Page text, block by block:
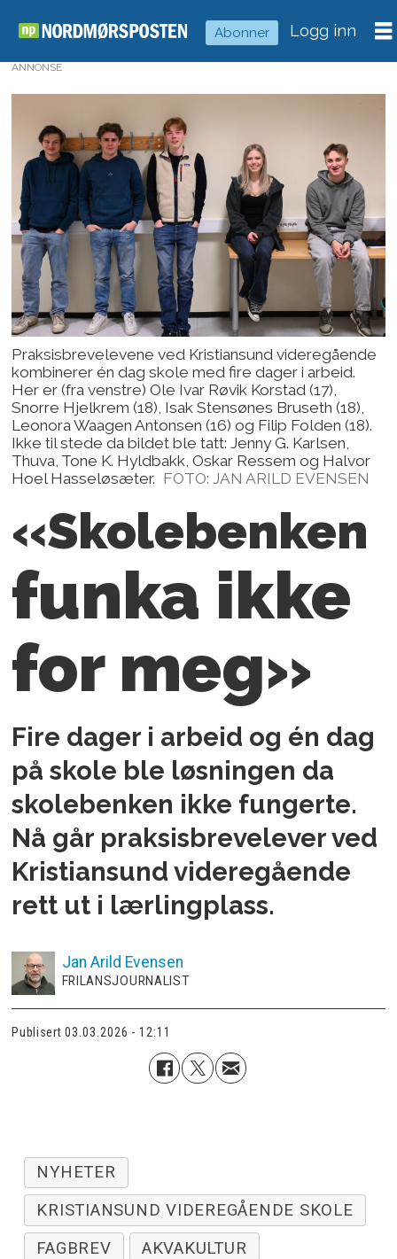
Abonner Logg inn
ANNONSE
Praksisbrevelevene ved Kristiansund videregående
kombinerer én dag skole med fire dager i arbeid.
Her er (fra venstre) Ole Ivar Røvik Korstad (17),
Snorre Hjelkrem (18), Isak Stensønes Bruseth (18),
Leonora Waagen Antonsen (16) og Filip Folden (18).
Ikke til stede da bildet ble tatt: Jenny G. Karlsen,
Thuva, Tone K. Hyldbakk, Oskar Ressem og Halvor
Hoel Hasseløsæter. FOTO: JAN ARILD EVENSEN
«Skolebenken
funka ikke
for meg»
Fire dager i arbeid og én dag
på skole ble løsningen da
skolebenken ikke fungerte.
Nå går praksisbrevelever ved
Kristiansund videregående
rett ut i lærlingplass.
Jan Arild Evensen
FRILANSJOURNALIST
Publisert 03.03.2026 - 12:11
NYHETER
KRISTIANSUND VIDEREGÅENDE SKOLE
FAGBREV
AKVAKULTUR